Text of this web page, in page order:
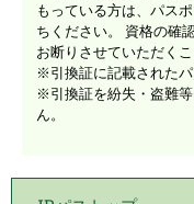
もっている方は、パス
ちください。 資格の確
お断りさせていただくこ
※引換証に記載されたパ
※引換証を紛失・盗難
ん。